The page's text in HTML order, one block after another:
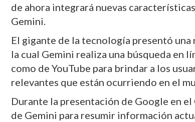
de ahora integrará nuevas
Gemini.
El gigante de la tecnología presentó una
la cual Gemini realiza una búsqueda en
como de YouTube para brindar a los
relevantes que están ocurriendo en el
Durante la presentación de Google en
de Gemini para resumir información